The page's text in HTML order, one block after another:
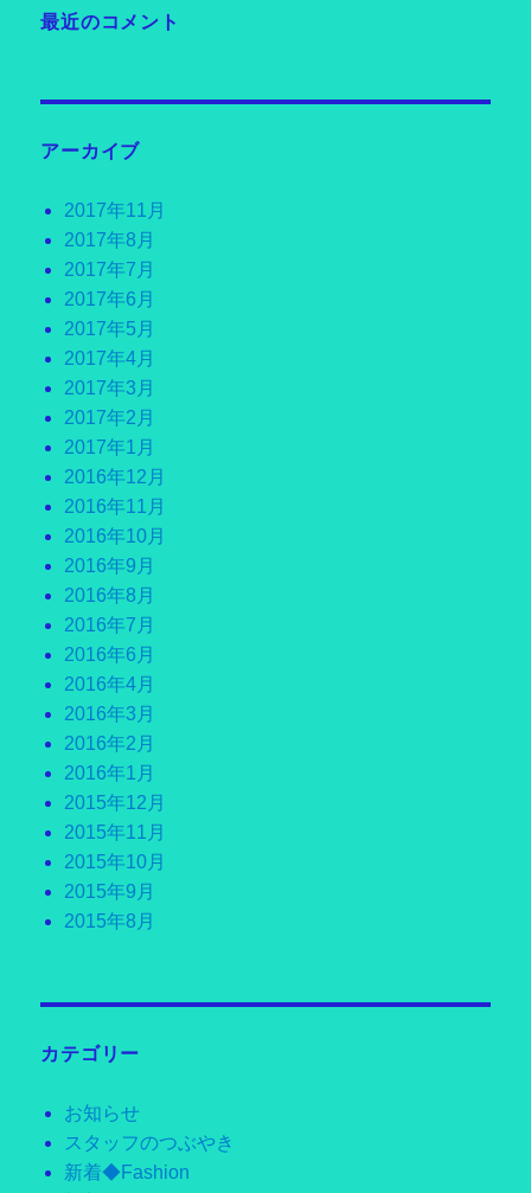
最近のコメント
アーカイブ
2017年11月
2017年8月
2017年7月
2017年6月
2017年5月
2017年4月
2017年3月
2017年2月
2017年1月
2016年12月
2016年11月
2016年10月
2016年9月
2016年8月
2016年7月
2016年6月
2016年4月
2016年3月
2016年2月
2016年1月
2015年12月
2015年11月
2015年10月
2015年9月
2015年8月
カテゴリー
お知らせ
スタッフのつぶやき
新着◆Fashion